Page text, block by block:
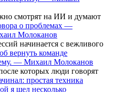
смотрят на ИИ и думают
о проблемах —
Молоканов
начинается с вежливого
вернуть команде
— Михаил Молоканов
которых люди говорят
простая техника
я шел несколько